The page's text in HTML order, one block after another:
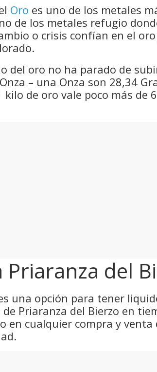
Oro es uno de los metales
de los metales refugio
o crisis confían en el
del oro no ha parado de
– una Onza son 28,34
de oro vale poco más de
del
una opción para tener
Priaranza del Bierzo en
en cualquier compra y venta